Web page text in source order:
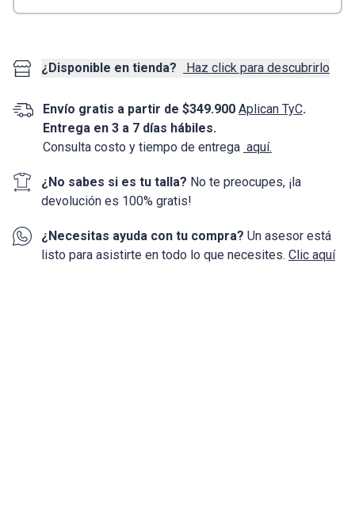
¿Disponible en tienda? Haz click para descubrirlo
Envío gratis a partir de $349.900 Aplican TyC.
Entrega en 3 a 7 días hábiles.
Consulta costo y tiempo de entrega aquí.
¿No sabes si es tu talla? No te preocupes, ¡la
devoluciónes 100% gratis!
¿Necesitas ayuda con tu compra? Un asesor está
listo para asistirte en todo lo que necesites. Clic aquí